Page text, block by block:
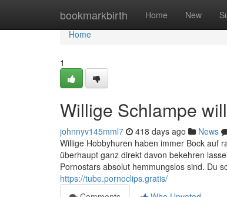
bookmarkbirth Home New
Home
Home
1
Willige Schlampe
johnnyv145mml7 418 days ago News
Willige Hobbyhuren haben immer Bock auf
überhaupt ganz direkt davon bekehren
Pornostars absolut hemmungslos sind. Du
https://tube.pornoclips.gratis/